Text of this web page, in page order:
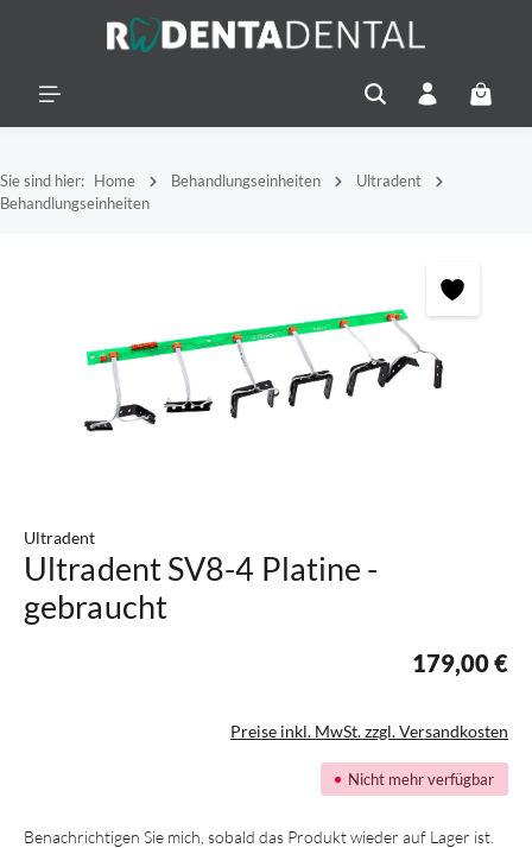
Sie sind hier: Home Behandlungseinheiten
Ultradent
Behandlungseinheiten
Ultradent
Ultradent SV8-4 Platine -
gebraucht
179,00 €
Preise inkl. MwSt. zzgl. Versandkosten
Nicht mehr verfügbar
Benachrichtigen Sie mich, sobald das Produkt wieder auf Lager ist.